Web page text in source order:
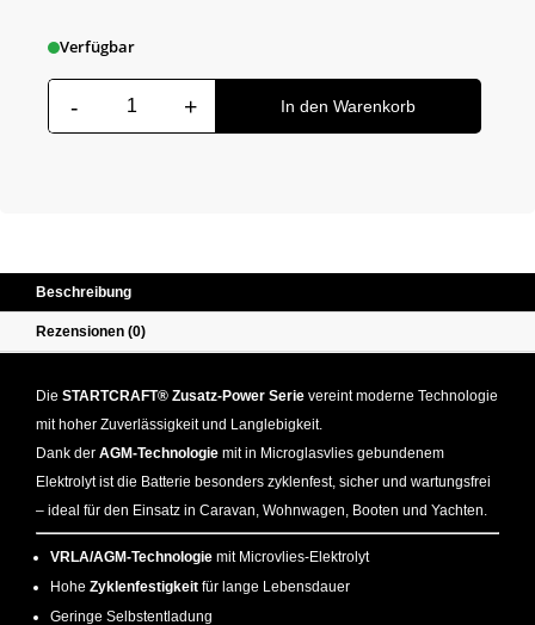
Verfügbar
- + In den Warenkorb
Beschreibung
Rezensionen (0)
Die STARTCRAFT® Zusatz-Power Serie vereint moderne Technologie
mit hoher Zuverlässigkeit und Langlebigkeit.
Dank der AGM-Technologie mit in Microglasvlies gebundenem
Elektrolyt ist die Batterie besonders zyklenfest, sicher und wartungsfrei
– ideal für den Einsatz in Caravan, Wohnwagen, Booten und Yachten.
VRLA/AGM-Technologie mit Microvlies-Elektrolyt
Hohe Zyklenfestigkeit für lange Lebensdauer
Geringe Selbstentladung